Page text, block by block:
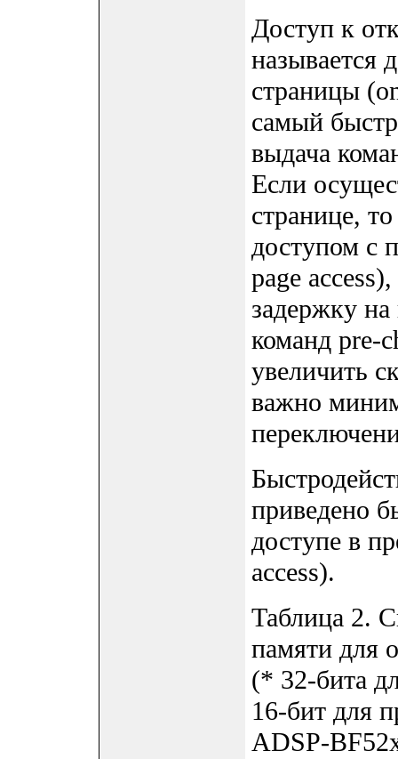
Доступ к
называется
страницы
самый
выдача
Если
странице,
доступом с
page
задержку
команд pre-
увеличить
важно
приведено
доступе в
access).
Таблица 2.
памяти для
(* 32-бита
16-бит для
ADSP-